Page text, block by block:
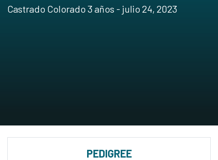
Castrado Colorado 3 años - julio 24, 2023
PEDIGREE